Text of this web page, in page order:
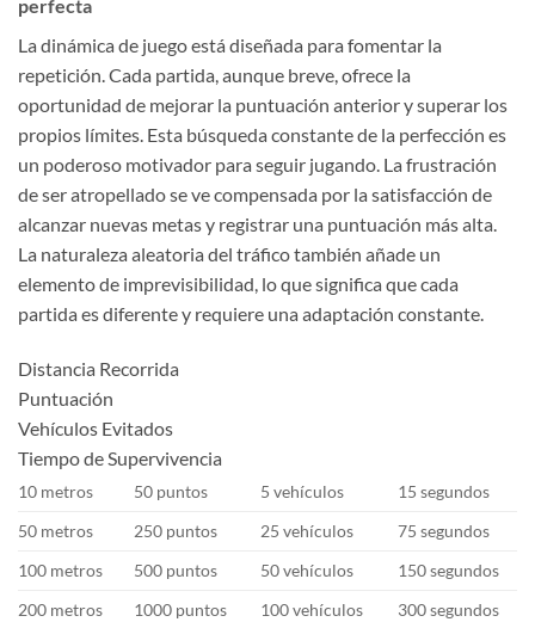
perfecta
La dinámica de juego está diseñada para fomentar la
repetición. Cada partida, aunque breve, ofrece la
oportunidad de mejorar la puntuación anterior y superar los
propios límites. Esta búsqueda constante de la perfección es
un poderoso motivador para seguir jugando. La frustración
de ser atropellado se ve compensada por la satisfacción de
alcanzar nuevas metas y registrar una puntuación más alta.
La naturaleza aleatoria del tráfico también añade un
elemento de imprevisibilidad, lo que significa que cada
partida es diferente y requiere una adaptación constante.
Distancia Recorrida
Puntuación
Vehículos Evitados
Tiempo de Supervivencia
10 metros 50 puntos 5 vehículos
15 segundos
50 metros
250 puntos 25 vehículos
75 segundos
100 metros
500 puntos 50 vehículos
150 segundos
200 metros
1000 puntos 100 vehículos 300 segundos